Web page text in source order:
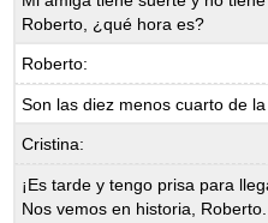
Roberto, ¿qué hora es?
Roberto:
Son las diez menos cuarto de la
Cristina:
¡Es tarde y tengo prisa para
Nos vemos en historia, Roberto.